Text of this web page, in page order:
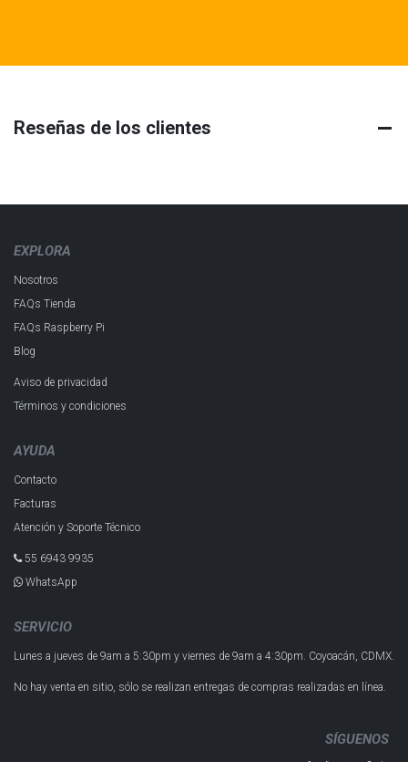
Reseñas de los clientes
EXPLORA
Nosotros
FAQs Tienda
FAQs Raspberry Pi
Blog
Aviso de privacidad
Términos y condiciones
AYUDA
Contacto
Facturas
Atención y Soporte Técnico
55 6943 993​5
WhatsApp
SERVICIO
Lunes a jueves de 9am a 5:30pm y viernes de 9am a 4:30pm. Coyoacán, CDMX.
No hay venta en sitio, sólo se realizan entregas de compras realizadas en línea.
SÍGUENOS